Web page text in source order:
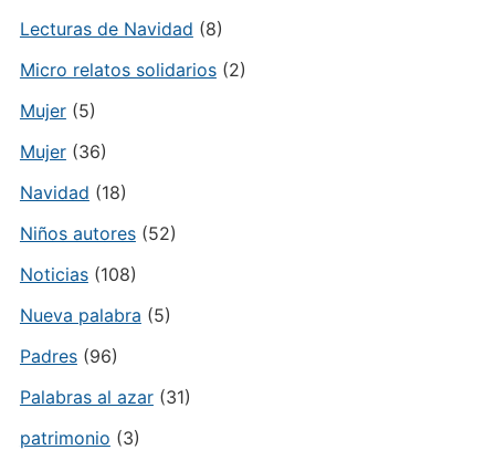
Lecturas de Navidad (8)
Micro relatos solidarios(2)
Mujer(5)
Mujer(36)
Navidad (18)
Niños autores(52)
Noticias(108)
Nueva palabra (5)
Padres(96)
Palabras al azar(31)
patrimonio (3)